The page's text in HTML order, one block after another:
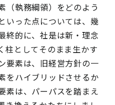
（執務綱領）をどのよう
いった点については、幾
終的に、社是は新・理念
柱としてそのまま生かす
要素は、旧経営方針の一
をハイブリッドさせるか
素は、パーパスを踏まえ